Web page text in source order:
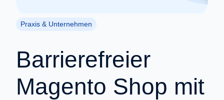
Praxis & Unternehmen
Barrierefreier
Magento Shop mit